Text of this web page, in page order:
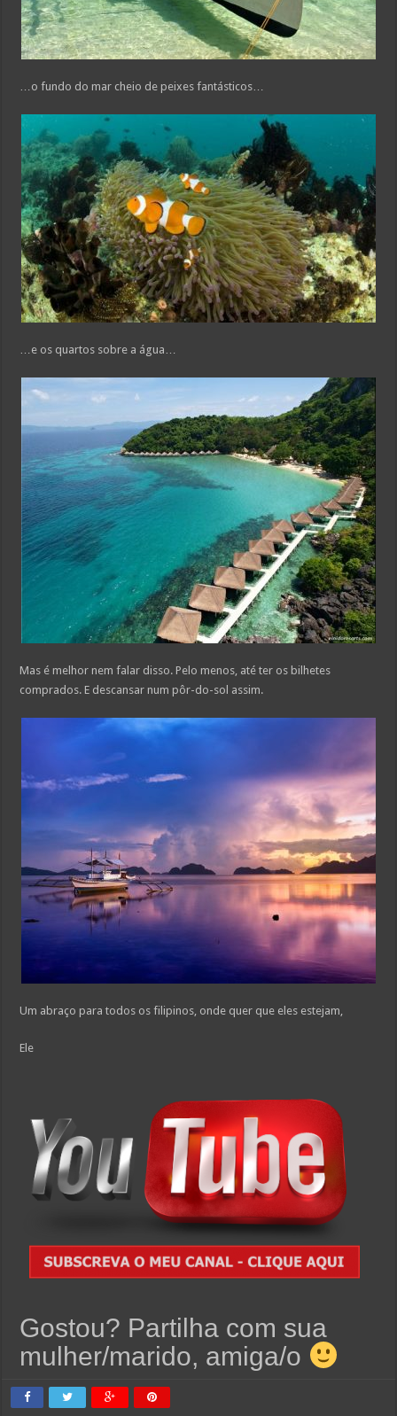
…o fundo do mar cheio de peixes fantásticos…
…e os quartos sobre a água…
Mas é melhor nem falar disso. Pelo menos, até ter os bilhetes
comprados. E descansar num pôr-do-sol assim.
Um abraço para todos os filipinos, onde quer que eles estejam,
Ele
Gostou? Partilha com sua
mulher/marido, amiga/o